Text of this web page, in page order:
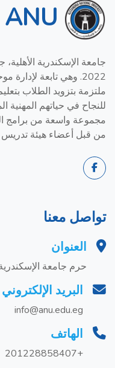
ANU
جامعة الإسكندرية
2022. وهي تابعة
ملتزمة بتزويد الطلاب
للنجاح في حياتهم المهنية
مجموعة واسعة من برامج
من قبل أعضاء هيئة تدريس
تواصل معنا
العنوان
حرم جامعة
البريد الإلكتروني
info@anu.edu.eg
الهاتف
+201228858407